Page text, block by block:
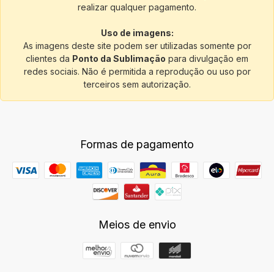
realizar qualquer pagamento.
Uso de imagens:
As imagens deste site podem ser utilizadas somente por
clientes da Ponto da Sublimação para divulgação em
redes sociais. Não é permitida a reprodução ou uso por
terceiros sem autorização.
Formas de pagamento
Meios de envio